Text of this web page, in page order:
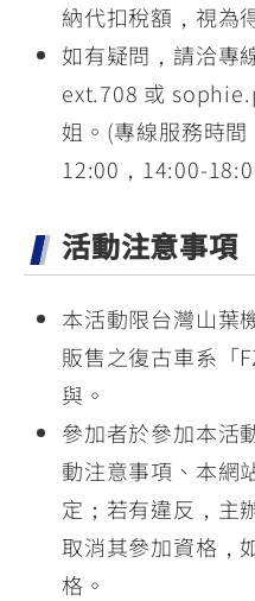
納代扣稅額，視為
如有疑問，請洽專
ext.708 或
姐。(專線服務時
12:00，14:00-
活動注意事項
本活動限台灣山葉
販售之復古車系「
與。
參加者於參加本活
動注意事項、本網
定；若有違反，主
取消其參加資格，
格。